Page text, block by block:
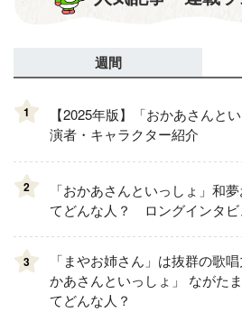
週間
1
【2025年版】「おかあさんと
演者・キャラクター紹介
2
「おかあさんといっしょ」和
てどんな人？ ロングインタビ
3
「まやお姉さん」は抜群の歌
かあさんといっしょ」 ながた
てどんな人？